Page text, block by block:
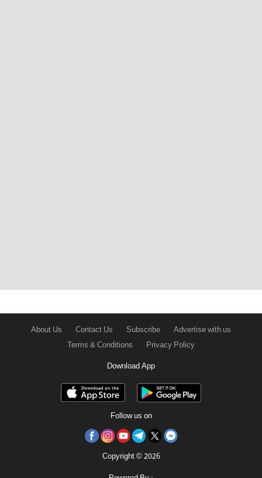
About Us Contact Us Subscribe
Advertise with us
Terms & Conditions
Privacy Policy
Download App
Follow us on
Copyright © 2026